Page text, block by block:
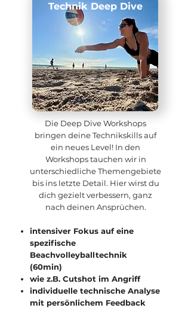
Technik Deep Dive
Die Deep Dive Workshops
bringen deine Technikskills auf
ein neues Level! In den
Workshops tauchen wir in
unterschiedliche Themengebiete
bis ins letzte Detail. Hier wirst du
dich gezielt verbessern, ganz
nach deinen Ansprüchen.
intensiver Fokus auf eine
spezifische
Beachvolleyballtechnik
(60min)
wie z.B. Cutshot im Angriff
individuelle technische Analyse
mit persönlichem Feedback